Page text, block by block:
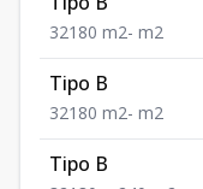
321 80 m2- m2
Tipo B
321 80 m2- m2
Tipo B